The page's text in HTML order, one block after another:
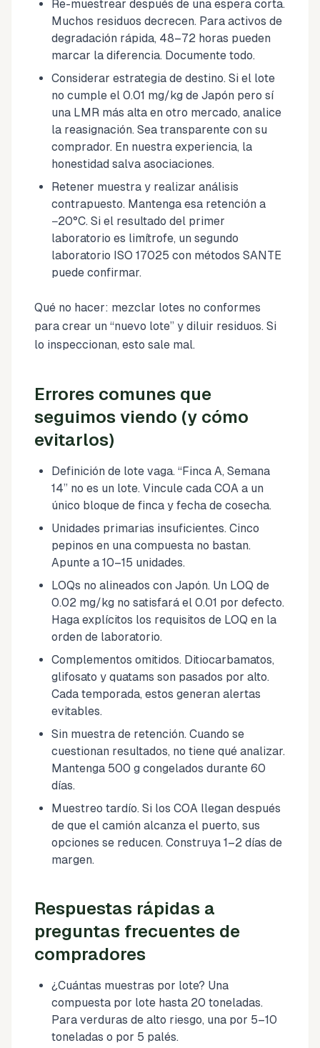
Re-muestrear después de una espera corta.
Muchos residuos decrecen. Para activos de
degradación rápida, 48–72 horas pueden
marcar la diferencia. Documente todo.
Considerar estrategia de destino. Si el lote
no cumple el 0.01 mg/kg de Japón pero sí
una LMR más alta en otro mercado, analice
la reasignación. Sea transparente con su
comprador. En nuestra experiencia, la
honestidad salva asociaciones.
Retener muestra y realizar análisis
contrapuesto. Mantenga esa retención a
−20°C. Si el resultado del primer
laboratorio es limítrofe, un segundo
laboratorio ISO 17025 con métodos SANTE
puede confirmar.
Qué no hacer: mezclar lotes no conformes
para crear un “nuevo lote” y diluir residuos. Si
lo inspeccionan, esto sale mal.
Errores comunes que
seguimos viendo (y cómo
evitarlos)
Definición de lote vaga. “Finca A, Semana
14” no es un lote. Vincule cada COA a un
único bloque de finca y fecha de cosecha.
Unidades primarias insuficientes. Cinco
pepinos en una compuesta no bastan.
Apunte a 10–15 unidades.
LOQs no alineados con Japón. Un LOQ de
0.02 mg/kg no satisfará el 0.01 por defecto.
Haga explícitos los requisitos de LOQ en la
orden de laboratorio.
Complementos omitidos. Ditiocarbamatos,
glifosato y quatams son pasados por alto.
Cada temporada, estos generan alertas
evitables.
Sin muestra de retención. Cuando se
cuestionan resultados, no tiene qué analizar.
Mantenga 500 g congelados durante 60
días.
Muestreo tardío. Si los COA llegan después
de que el camión alcanza el puerto, sus
opciones se reducen. Construya 1–2 días de
margen.
Respuestas rápidas a
preguntas frecuentes de
compradores
¿Cuántas muestras por lote? Una
compuesta por lote hasta 20 toneladas.
Para verduras de alto riesgo, una por 5–10
toneladas o por 5 palés.